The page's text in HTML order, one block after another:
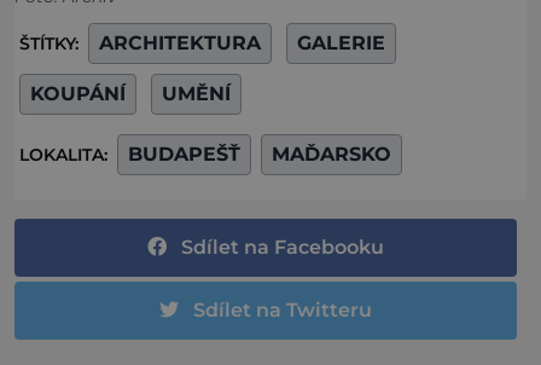
ŠTÍTKY: ARCHITEKTURA GALERIE
KOUPÁNÍ UMĚNÍ
LOKALITA: BUDAPEŠŤ MAĎARSKO
Sdílet na Facebooku
Sdílet na Twitteru